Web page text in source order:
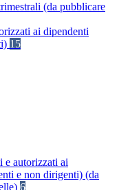
(da pubblicare
ai dipendenti
15
e autorizzati ai
e non dirigenti) (da
6